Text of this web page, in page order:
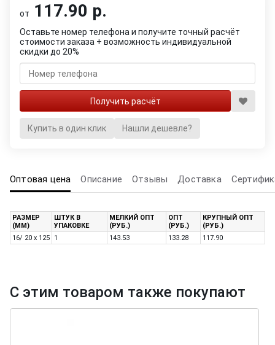
от 117.90 р.
Оставьте номер телефона и получите точный расчёт
стоимости заказа + возможность индивидуальной
скидки до 20%
Купить в один клик Нашли дешевле?
Оптовая цена Описание Отзывы Доставка
РАЗМЕР
(ММ)
ШТУК В
УПАКОВКЕ
МЕЛКИЙ ОПТ
(РУБ.)
ОПТ
(РУБ.)
КРУПНЫЙ ОПТ
(РУБ.)
16/ 20 x 125
1 143.53 133.28 117.90
С этим товаром также покупают